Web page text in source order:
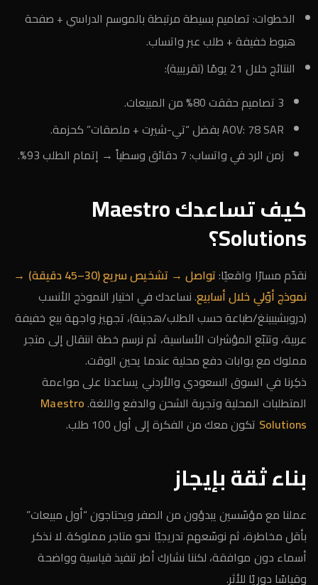
الخطوات: تصاميم بسيطة مرتبطة بالموسم الدراسي + صفحة
هبوط خفيفة + طلب عبر واتساب.
النتائج خلال 21 يومًا (تقريبية):
3 تصاميم حققت 80% من المبيعات.
AOV: 78 SAR بفضل “تي-شيرت + ملصقات” كحزمة.
زمن الرد في واتساب: 7 دقائق وسطياً → إتمام الطلب 93%.
كيف تساعدك Maestro
Solutions؟
نقدّم مسارًا واقعيًا:
تواصل → تشخيص سريع (30–45 دقيقة) →
نموذج أوّلي خلال أسابيع. نساعدك في اختيار النموذج الأنسب
(دروبشيبينغ/طباعة حسب الطلب/هجينة)، تجهيز واجهة بيع خفيفة
عربية، وتتبّع المؤشرات الأساسية، ثم نرسم خطة انتقال إلى متجر
مملوك مع بوابات دفع محلية عندما يحين الوقت.
ذكِرنا في السوق السعودي والأردني يساعدنا على مواءمة
المتطلبات المحلية وتجربة الشحن والدفع واللغة.Maestro
Solutions تكون معك من الفكرة إلى أول 100 طلب.
بناء ثقة بإيجاز
عملنا مع مؤسّسين يبدؤون من الصفر ويحتاجون “أول مبيعات”
بأقل مخاطرة، ثم نوسّعهم تدريجيًا نحو متاجر مملوكة. لا نذكر
أسماء دون موافقة، لكننا نشارك أطر تنفيذ قياسية وواضحة
وقياسًا دوريًا للأثر.